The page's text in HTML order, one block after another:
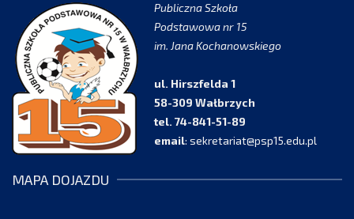
Publiczna Szkoła
Podstawowa nr 15
im. Jana Kochanowskiego
ul. Hirszfelda 1
58-309 Wałbrzych
tel. 74-841-51-89
email: sekretariat@psp15.edu.pl
MAPA DOJAZDU